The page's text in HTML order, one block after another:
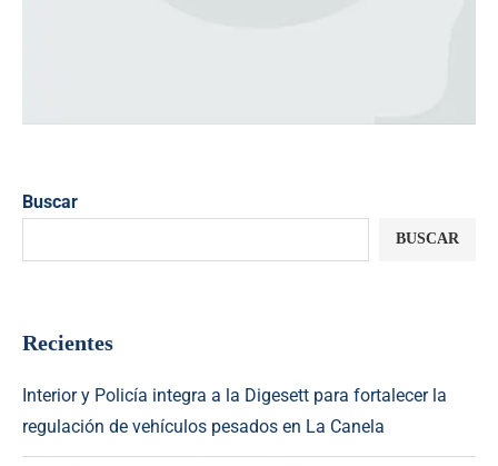
Buscar
BUSCAR
Recientes
Interior y Policía integra a la Digesett para fortalecer la
regulación de vehículos pesados en La Canela